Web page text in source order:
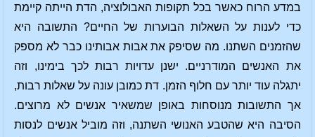
במדע הרוח כאשר בכל תקופות האבולוציה, הדת הייתה קיימת
כדי לענות על השאלות הבוערות של החיים? התשובה היא
שהזמנים השתנו. מה שסיפק את אבות אבותינו כבר לא מספק
את האנשים המודרניים. ישנן עדויות רבות לכך בימינו, וזה
יתגלה עוד יותר עם חלוף הזמן. דת כמובן עונה על שאלות רבות,
אך התשובות מנוסחות באופן שמשאיר אנשים לא מרוצים.
הסיבה היא שהטבע האנושי השתנה, וזה מוביל אנשים לנסות